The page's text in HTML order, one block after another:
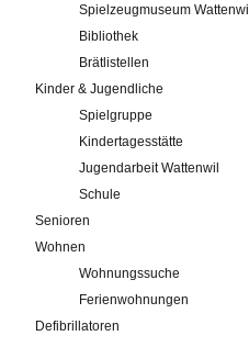
Spielzeugmuseum Wattenwil
Bibliothek
Brätlistellen
Kinder & Jugendliche
Spielgruppe
Kindertagesstätte
Jugendarbeit Wattenwil
Schule
Senioren
Wohnen
Wohnungssuche
Ferienwohnungen
Defibrillatoren